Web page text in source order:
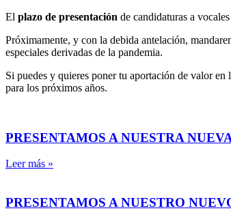
El plazo de presentación de candidaturas a
Próximamente, y con la debida antelación,
especiales derivadas de la pandemia.
Si puedes y quieres poner tu aportación de valor
para los próximos años.
PRESENTAMOS A NUESTRA
Leer más »
PRESENTAMOS A NUESTRO